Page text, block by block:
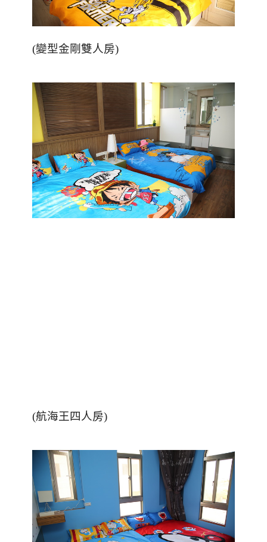
(變型金剛雙人房)
(航海王四人房)